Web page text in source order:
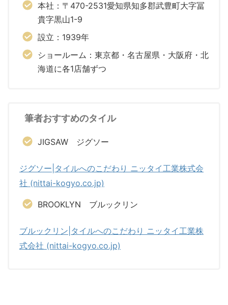
本社：〒470-2531愛知県知多郡武豊町大字冨
貴字黒山1-9
設立：1939年
ショールーム：東京都・名古屋県・大阪府・北
海道に各1店舗ずつ
筆者おすすめのタイル
JIGSAW ジグソー
ジグソー|タイルへのこだわり ニッタイ工業株式会
社 (nittai-kogyo.co.jp)
BROOKLYN ブルックリン
ブルックリン|タイルへのこだわり ニッタイ工業株
式会社 (nittai-kogyo.co.jp)